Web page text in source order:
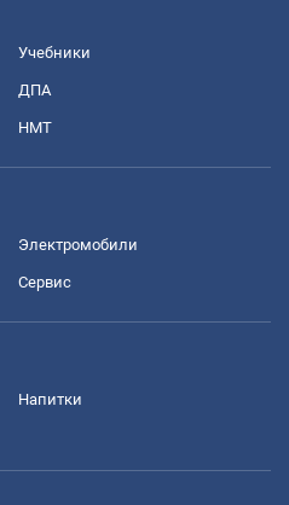
Учебники
ДПА
НМТ
Электромобили
Сервис
Напитки